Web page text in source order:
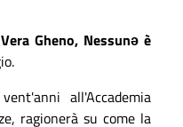
Vera Gheno, Nessunə è
all'Accademia
ragionerà su come la